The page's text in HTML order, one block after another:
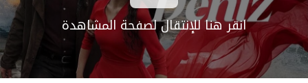
انقر هنا للإنتقال لصفحة المشاهدة